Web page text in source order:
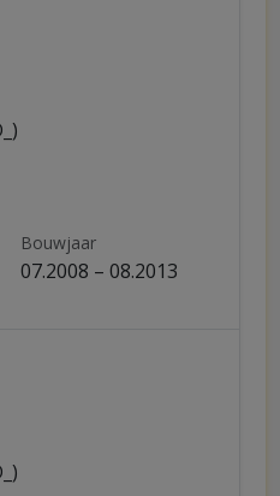
Bouwjaar
07.2008 – 08.2013